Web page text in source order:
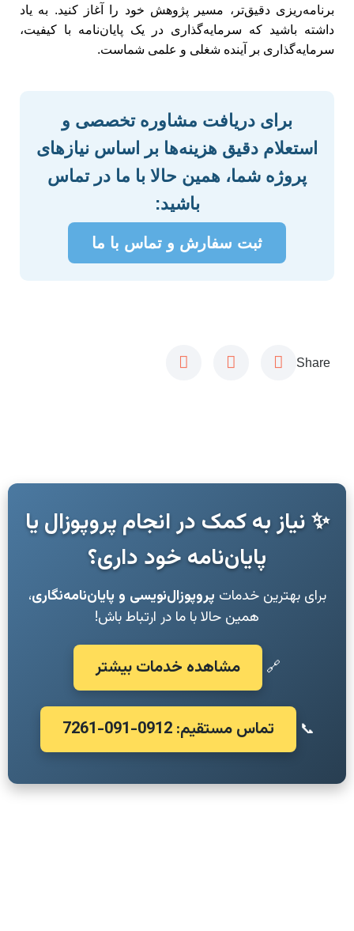
برنامه‌ریزی دقیق‌تر، مسیر پژوهش خود را آغاز کنید. به یاد
داشته باشید که سرمایه‌گذاری در یک پایان‌نامه با کیفیت،
سرمایه‌گذاری بر آینده شغلی و علمی شماست.
برای دریافت مشاوره تخصصی و
استعلام دقیق هزینه‌ها بر اساس نیازهای
پروژه شما، همین حالا با ما در تماس
باشید:
ثبت سفارش و تماس با ما
Share
✨ نیاز به کمک در انجام پروپوزال یا
پایان‌نامه خود داری؟
برای بهترین خدمات پروپوزال‌نویسی و پایان‌نامه‌نگاری،
همین حالا با ما در ارتباط باش!
🔗 مشاهده خدمات بیشتر
📞 تماس مستقیم: 0912-091-7261